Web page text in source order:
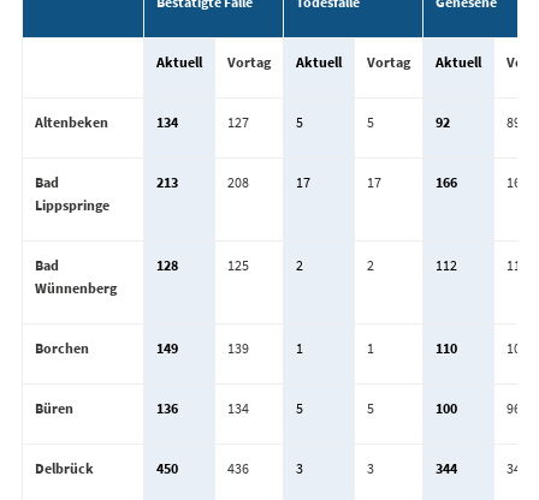
Aktuell Vortag Aktuell Vortag Aktuell
Altenbeken 134 127 5 5 92 89
Bad
Lippspringe
213 208 17 17 166 164
Bad
Wünnenberg
128 125 2 2 112 112
Borchen 149 139 1 1 110 108
Büren 136 134 5 5 100 96
Delbrück 450 436 3 3 344 340